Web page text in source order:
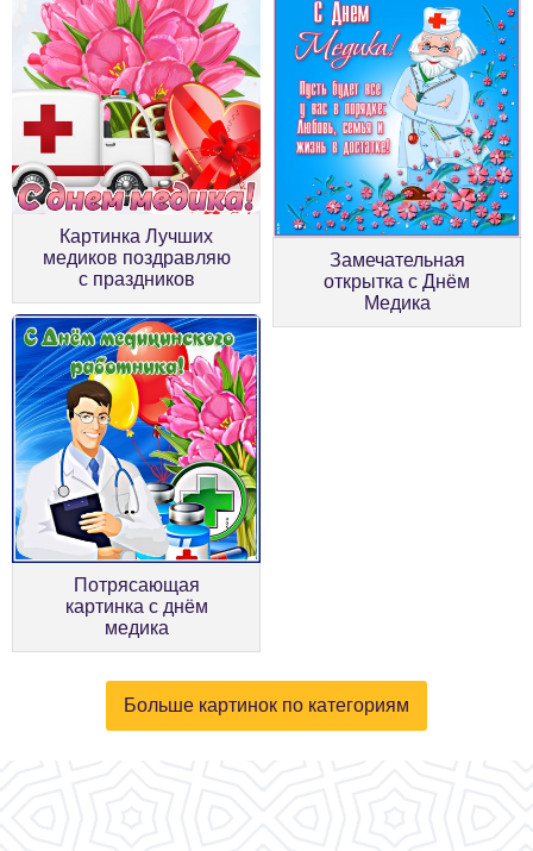
Картинка Лучших
медиков поздравляю
с праздников
Потрясающая
картинка с днём
медика
Замечательная
открытка с Днём
Медика
Больше картинок по категориям